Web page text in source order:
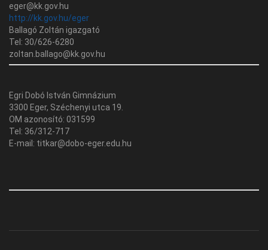
eger@kk.gov.hu
http://kk.gov.hu/eger
Ballagó Zoltán igazgató
Tel: 30/626-6280
zoltan.ballago@kk.gov.hu
Egri Dobó István Gimnázium
3300 Eger, Széchenyi utca 19.
OM azonosító: 031599
Tel: 36/312-717
E-mail: titkar@dobo-eger.edu.hu